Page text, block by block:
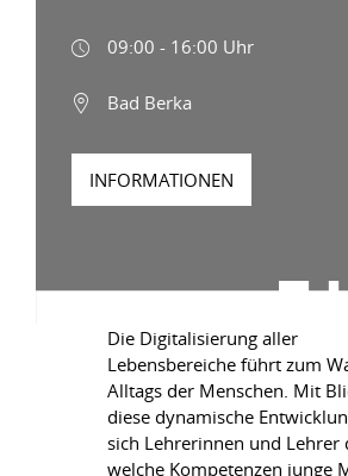
09:00 - 16:00 Uhr
Bad Berka
INFORMATIONEN
Die Digitalisierung aller
Lebensbereiche führt zum
Alltags der Menschen. Mit
diese dynamische
sich Lehrerinnen und Lehrer
welche Kompetenzen junge